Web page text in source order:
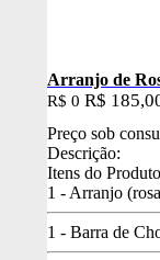
Arranjo de
R$ 0 R$
Preço sob
Descrição:
Itens do Produto
1 - Arranjo
1 - Barra de